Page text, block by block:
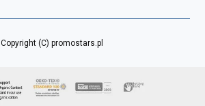
Copyright (C) promostars.pl